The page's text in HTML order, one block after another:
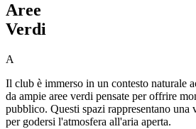
Aree
Verdi
A
Il club è immerso in un contesto naturale
da ampie aree verdi pensate per offrire
pubblico. Questi spazi rappresentano una
per godersi l'atmosfera all'aria aperta.